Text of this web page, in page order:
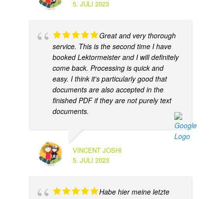
5. JULI 2023
Great and very thorough
service. This is the second time I have
booked Lektormeister and I will definitely
come back. Processing is quick and
easy. I think it's particularly good that
documents are also accepted in the
finished PDF if they are not purely text
documents.
VINCENT JOSHI
5. JULI 2023
Habe hier meine letzte